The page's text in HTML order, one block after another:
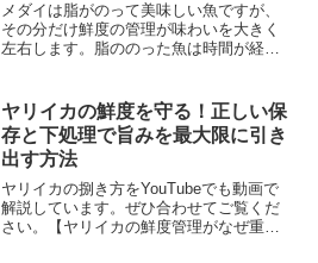
メダイは脂がのって美味しい魚ですが、
その分だけ鮮度の管理が味わいを大きく
左右します。脂ののった魚は時間が経つ
す。正しく処理して適切に保存すれば、
メダイ本来の上品な旨みを...
ヤリイカの鮮度を守る！正しい保
存と下処理で旨みを最大限に引き
出す方法
ヤリイカの捌き方をYouTubeでも動画で
解説しています。ぜひ合わせてご覧くだ
さい。【ヤリイカの鮮度管理がなぜ重要